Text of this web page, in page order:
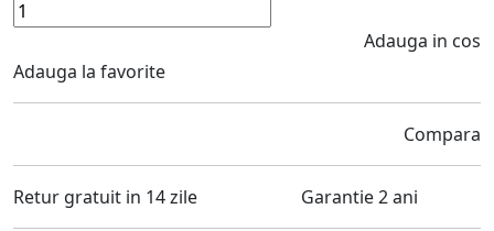
Adauga in cos
Adauga la favorite
Compara
Retur gratuit in 14 zile Garantie 2 ani